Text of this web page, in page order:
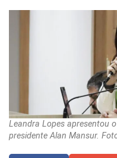
Leandra Lopes apresentou
presidente Alan Mansur.